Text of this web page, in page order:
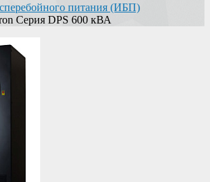
питания (ИБП)
Серия DPS 600 кВА